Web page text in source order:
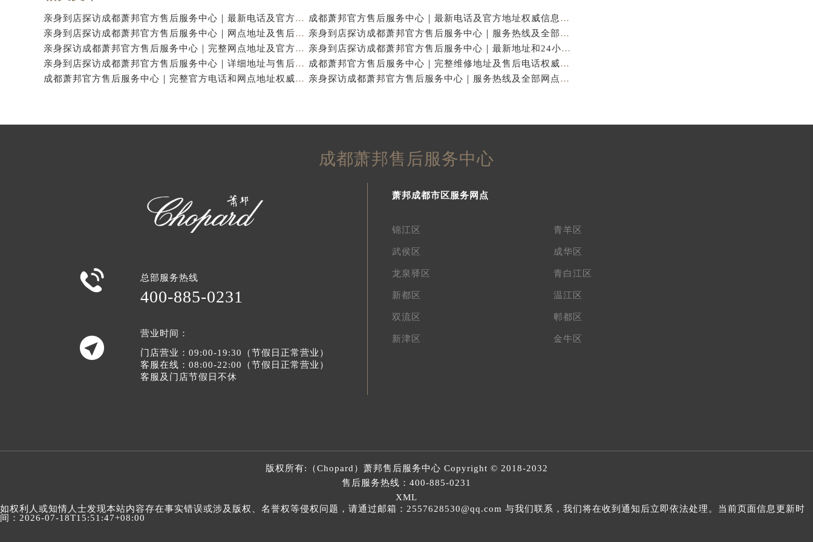
亲身到店探访成都萧邦官方售后服务中心｜最新电话及官方地址（2026年7月最新）
成都萧邦官方售后服务中心｜最新电话及官方地址权威信息公示（2026年7月最新）
亲身到店探访成都萧邦官方售后服务中心｜网点地址及售后热线（2026年7月最新）
亲身到店探访成都萧邦官方售后服务中心｜服务热线及全部网点地址（2026年7月最新）
亲身探访成都萧邦官方售后服务中心｜完整网点地址及官方热线（2026年7月最新）
亲身到店探访成都萧邦官方售后服务中心｜最新地址和24小时售后电话（2026年7月最新）
亲身到店探访成都萧邦官方售后服务中心｜详细地址与售后服务电话（2026年7月最新）
成都萧邦官方售后服务中心｜完整维修地址及售后电话权威信息公示（2026年7月最新）
成都萧邦官方售后服务中心｜完整官方电话和网点地址权威信息公示（2026年7月最新）
亲身探访成都萧邦官方售后服务中心｜服务热线及全部网点地址（2026年7月最新）
成都萧邦售后服务中心
 总部服务热线
400-885-0231

营业时间：
门店营业：09:00-19:30（节假日正常营业）
客服在线：08:00-22:00（节假日正常营业）
客服及门店节假日不休
萧邦成都市区服务网点
锦江区 青羊区
武侯区 成华区
龙泉驿区 青白江区
新都区 温江区
双流区 郫都区
新津区 金牛区
版权所有:（Chopard） 萧邦售后服务中心 Copyright © 2018-2032
售后服务热线： 400-885-0231
XML
如权利人或知情人士发现本站内容存在事实错误或涉及版权、名誉权等侵权问题，请通过邮箱：2557628530@qq.com 与我们联系，我们将在收到通知后立即依法处理。当前页面信息更新时
间：2026-07-18T15:51:47+08:00